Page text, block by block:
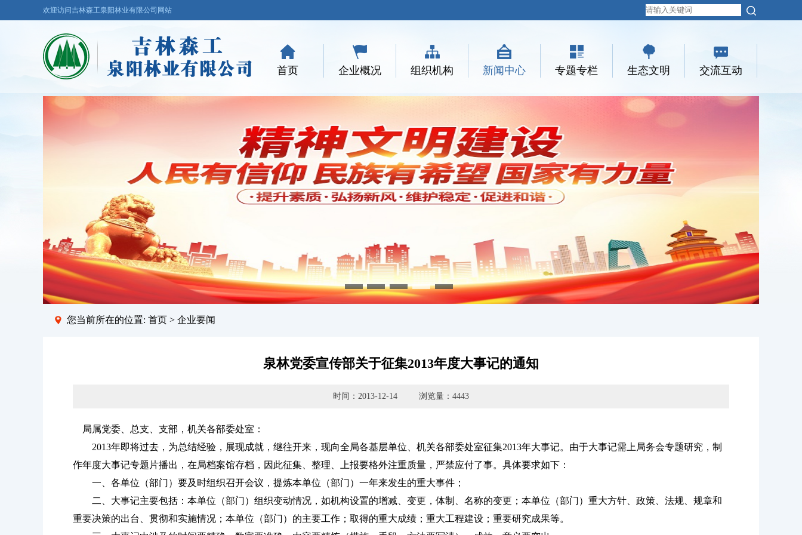
欢迎访问吉林森工泉阳林业有限公司网站
首页 企业概况 组织机构 新闻中心 专题专栏 生态文明 交流互动
您当前所在的位置: 首页 > 企业要闻
泉林党委宣传部关于征集2013年度大事记的通知
时间：2013-12-14 浏览量：4443
局属党委、总支、支部，机关各部委处室：
2013年即将过去，为总结经验，展现成就，继往开来，现向全局各基层单位、机关各部委处室征集2013年大事记。由于大事记需上局务会专题研究，制
作年度大事记专题片播出，在局档案馆存档，因此征集、整理、上报要格外注重质量，严禁应付了事。具体要求如下：
一、各单位（部门）要及时组织召开会议，提炼本单位（部门）一年来发生的重大事件；
二、大事记主要包括：本单位（部门）组织变动情况，如机构设置的增减、变更，体制、名称的变更；本单位（部门）重大方针、政策、法规、规章和
重要决策的出台、贯彻和实施情况；本单位（部门）的主要工作；取得的重大成绩；重大工程建设；重要研究成果等。